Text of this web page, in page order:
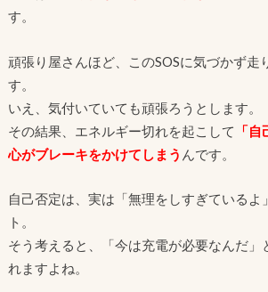
す。
頑張り屋さんほど、このSOSに気づかず走
す。
いえ、気付いていても頑張ろうとします。
その結果、エネルギー切れを起こして
「
心がブレーキをかけてしまう んです。
自己否定は、実は「無理をしすぎているよ
ト。
そう考えると、「今は充電が必要なんだ」
れますよね。